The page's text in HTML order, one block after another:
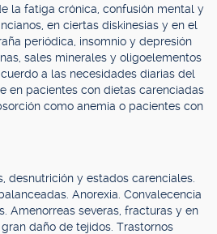
la fatiga crónica, confusión mental y
en ciertas diskinesias y en el
periódica, insomnio y depresión
sales minerales y oligoelementos
a las necesidades diarias del
en pacientes con dietas carenciadas
como anemia o pacientes con
desnutrición y estados carenciales.
Anorexia. Convalecencia
Amenorreas severas, fracturas y en
daño de tejidos. Trastornos